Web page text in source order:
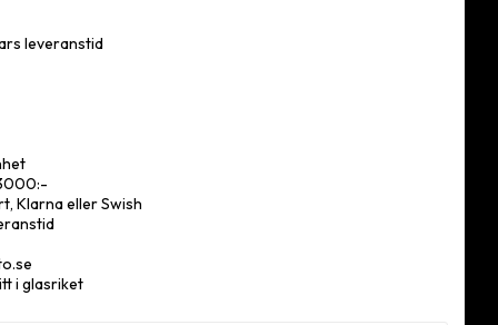
kvävgas, vilket innebär att den är helt vattentät så att du kan
väder, och den har en snabb och responsiv fokuseringsratt
enkelt kan få en exakt fokusering.
smartphone med adapter
med smartphone-adaptrar, vilket gör att du enkelt kan
till spotting scope för fotografering med ultralång
levereras med ett praktiskt stay-on-fodral för skydd
leveranstid
Klarna eller Swish
i glasriket